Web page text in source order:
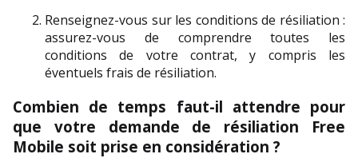
Renseignez-vous sur les conditions de résiliation :
assurez-vous de comprendre toutes les
conditions de votre contrat, y compris les
éventuels frais de résiliation.
Combien de temps faut-il attendre pour
que votre demande de résiliation Free
Mobile soit prise en considération ?